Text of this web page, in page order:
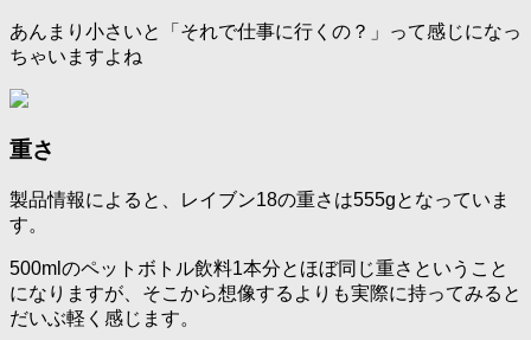
あんまり小さいと「それで仕事に行くの？」って感じになっ
ちゃいますよね
重さ
製品情報によると、レイブン18の重さは555gとなっていま
す。
500mlのペットボトル飲料1本分とほぼ同じ重さということ
になりますが、そこから想像するよりも実際に持ってみると
だいぶ軽く感じます。